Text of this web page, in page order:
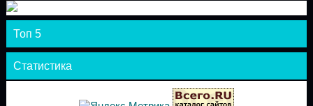
Топ 5
Статистика